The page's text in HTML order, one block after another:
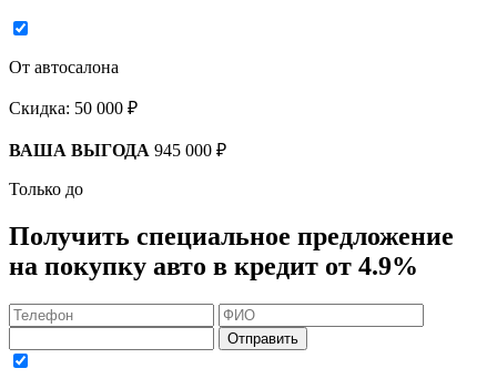
От автосалона
Скидка: 50 000 ₽
ВАША ВЫГОДА 945 000 ₽
Только до
Получить специальное предложение
на покупку авто в кредит от 4.9%
Отправить